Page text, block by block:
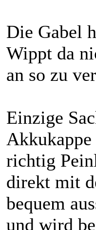
Die Gabel
Wippt da
an so zu
Einzige
richtig
direkt mit
bequem
und wird